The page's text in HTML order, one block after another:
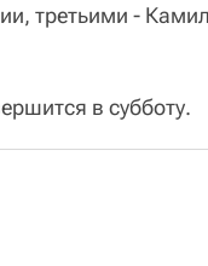
третьими -
в субботу.